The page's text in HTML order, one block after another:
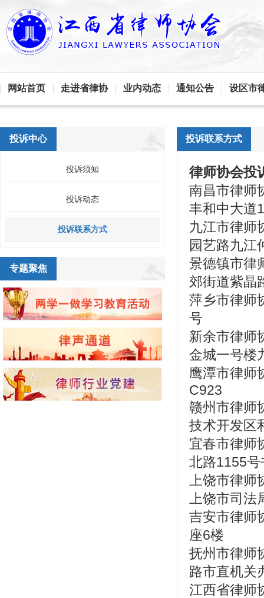
网站首页 走进省律协 业内动态 通知公告 设区市
投诉中心
投诉须知
投诉动态
投诉联系方式
专题聚焦
投诉联系方式
律师协会投
南昌市律
丰和中大道
九江市律
园艺路九江
景德镇市
郊街道紫晶
萍乡市律
号
新余市律
金城一号楼
鹰潭市律
C923
赣州市律
技术开发区
宜春市律
北路1155
上饶市律
上饶市司法
吉安市律
座6楼
抚州市律
路市直机关
江西省